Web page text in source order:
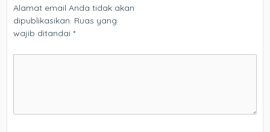
Alamat email Anda tidak akan
dipublikasikan. Ruas yang
wajib ditandai*